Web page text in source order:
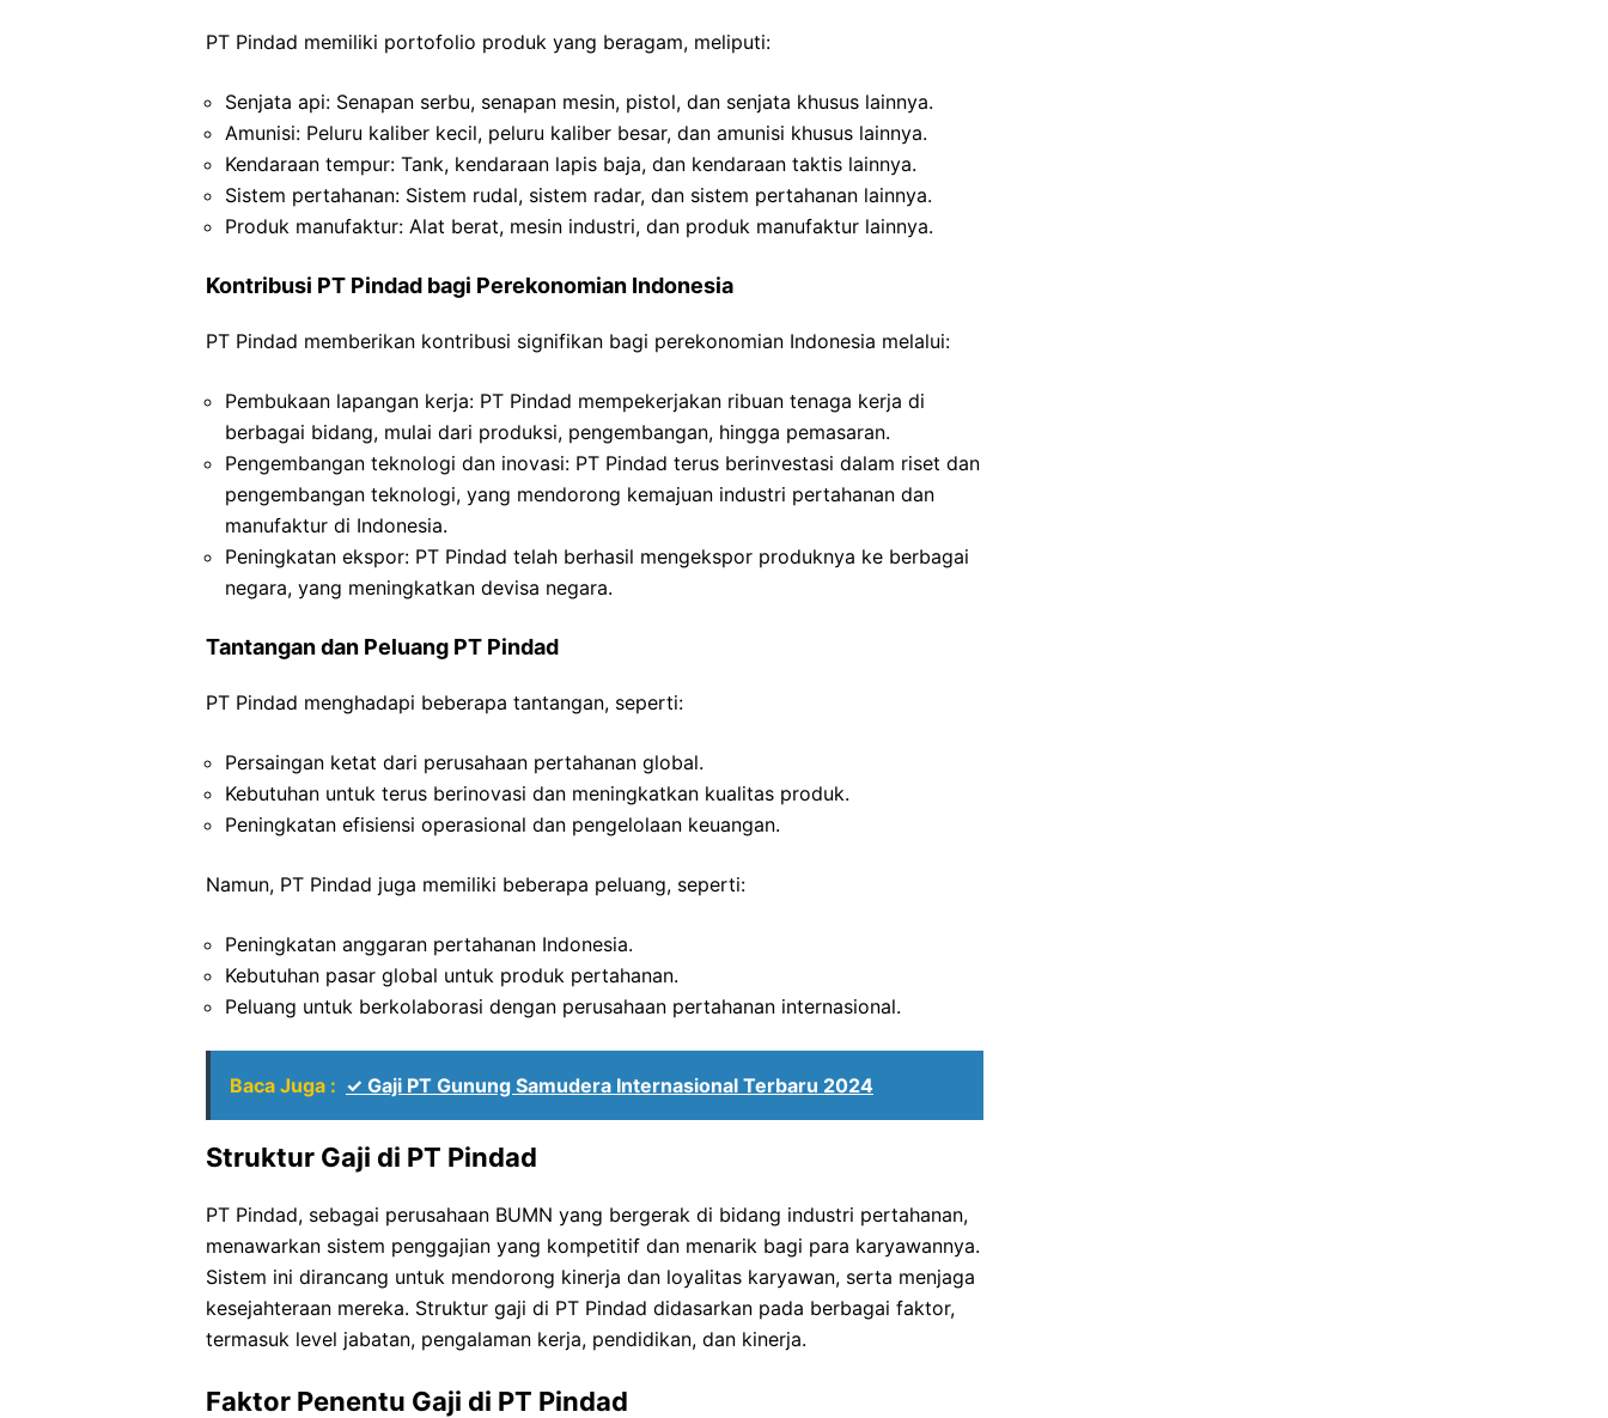
PT Pindad memiliki portofolio produk yang beragam, meliputi:
Senjata api: Senapan serbu, senapan mesin, pistol, dan senjata khusus lainnya.
Amunisi: Peluru kaliber kecil, peluru kaliber besar, dan amunisi khusus lainnya.
Kendaraan tempur: Tank, kendaraan lapis baja, dan kendaraan taktis lainnya.
Sistem pertahanan: Sistem rudal, sistem radar, dan sistem pertahanan lainnya.
Produk manufaktur: Alat berat, mesin industri, dan produk manufaktur lainnya.
Kontribusi PT Pindad bagi Perekonomian Indonesia
PT Pindad memberikan kontribusi signifikan bagi perekonomian Indonesia melalui:
Pembukaan lapangan kerja: PT Pindad mempekerjakan ribuan tenaga kerja di
berbagai bidang, mulai dari produksi, pengembangan, hingga pemasaran.
Pengembangan teknologi dan inovasi: PT Pindad terus berinvestasi dalam riset dan
pengembangan teknologi, yang mendorong kemajuan industri pertahanan dan
manufaktur di Indonesia.
Peningkatan ekspor: PT Pindad telah berhasil mengekspor produknya ke berbagai
negara, yang meningkatkan devisa negara.
Tantangan dan Peluang PT Pindad
PT Pindad menghadapi beberapa tantangan, seperti:
Persaingan ketat dari perusahaan pertahanan global.
Kebutuhan untuk terus berinovasi dan meningkatkan kualitas produk.
Peningkatan efisiensi operasional dan pengelolaan keuangan.
Namun, PT Pindad juga memiliki beberapa peluang, seperti:
Peningkatan anggaran pertahanan Indonesia.
Kebutuhan pasar global untuk produk pertahanan.
Peluang untuk berkolaborasi dengan perusahaan pertahanan internasional.
Baca Juga : ✓ Gaji PT Gunung Samudera Internasional Terbaru 2024
Struktur Gaji di PT Pindad
PT Pindad, sebagai perusahaan BUMN yang bergerak di bidang industri pertahanan,
menawarkan sistem penggajian yang kompetitif dan menarik bagi para karyawannya.
Sistem ini dirancang untuk mendorong kinerja dan loyalitas karyawan, serta menjaga
kesejahteraan mereka. Struktur gaji di PT Pindad didasarkan pada berbagai faktor,
termasuk level jabatan, pengalaman kerja, pendidikan, dan kinerja.
Faktor Penentu Gaji di PT Pindad